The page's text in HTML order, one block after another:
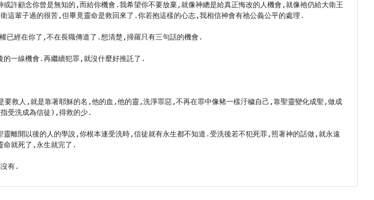
許顧念你曾是無知的,而給你機會.我希望你不要放棄,就像神總是給真正悔改的人機會,就像祂仍給大衛王
輩子過的很苦,但畢竟靈命是救回來了.你若抱這樣的心志,我相信神會有祂公義公平的處理.
已經在你了,不在長職傳道了.想清楚,掃羅只有三句話的機會.
一線機會.再繼續犯罪,就沒什麼好推託了.
救人,就是靠著耶穌的名,他的血,他的靈,洗淨罪惡,不再在罪中像豬一樣汙穢自己,靠聖靈變化成聖,做成
受洗成為信徒),得救的少.
離開以後的人的學說,你根本連受洗時,信徒就有永生都不知道.受洗後若不犯死罪,照著神的話做,就永遠
命就死了,永生就完了.
有.